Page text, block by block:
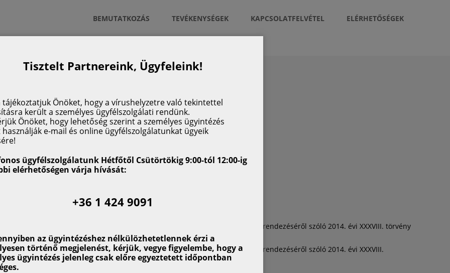
BEMUTATKOZÁS TEVÉKENYSÉGEK KAPCSOLATFELVÉTEL ELÉRHETŐSÉGEK
évi CCXXXVII. törvény (Hpt.)
XLIX. törvény (Cstv.)
IM rendelet
vonatkozó jogegységi határozatával kapcsolatos egyes kérdések rendezéséről szóló 2014. évi XXXVIII. törvény
vonatkozó jogegységi határozatával kapcsolatos egyes kérdések rendezéséről szóló 2014. évi XXXVIII.
XL. törvény
Tisztelt Partnereink, Ügyfeleink!
tájékoztatjuk Önöket, hogy a vírushelyzetre való tekintettel
került a személyes ügyfélszolgálati rendünk.
Önöket, hogy lehetőség szerint a személyes ügyintézés
e-mail és online ügyfélszolgálatunkat ügyeik
ügyfélszolgálatunk Hétfőtől Csütörtökig 9:00-tól 12:00-ig
elérhetőségen várja hívását:
+36 1 424 9091
az ügyintézéshez nélkülözhetetlennek érzi a
történő megjelenést, kérjük, vegye figyelembe, hogy a
ügyintézés jelenleg csak előre egyeztetett időpontban